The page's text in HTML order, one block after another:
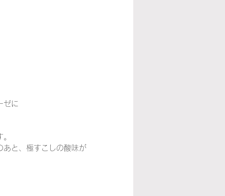
ゼに
あと、極すこしの酸味が